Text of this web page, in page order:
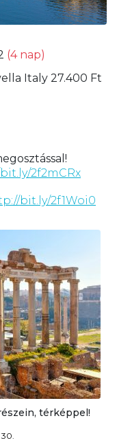
(4 nap)
Italy 27.400 Ft
2f2mCRx
bit.ly/2f1Woi0
térképpel!
30.